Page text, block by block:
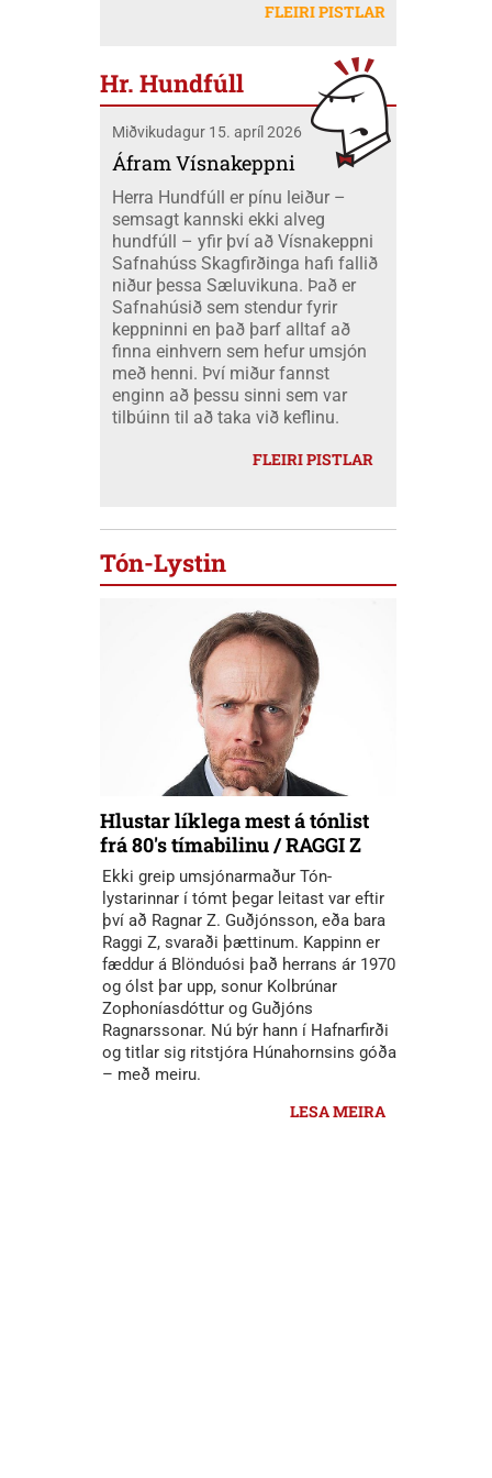
peningum. Væri ekki nær að nota þá
Mobeck kl. 15:00. Auk þess verður boðið
Borghildi Óskarsdóttur, Ósk
Vilhjálmsdóttur og Huldu Ragnhildi
létu sig ekki vanta þangað og fóru átta
Við áttum einnig fólk í fjölskyldubúðum,
fengum aukahendur til að aðstoða í
"matartjaldinu" og síðan komu margir úr
félaginu okkar í heimsókn til okkar á
opna deginum. Landsmót skáta er
stærsti viðburður skátahreyfingarinnar
og voru að þessu sinni um 1100
þátttakendur frá fjöldamörgum þjóðum
en flestir af erlendu skátunum komu frá
Kanada eða um 400 skátar.
FLEIRI PISTLAR
Hr. Hundfúll
Miðvikudagur 15. apríl 2026
Áfram Vísnakeppni
Herra Hundfúll er pínu leiður –
semsagt kannski ekki alveg
hundfúll – yfir því að Vísnakeppni
Safnahúss Skagfirðinga hafi fallið
niður þessa Sæluvikuna. Það er
Safnahúsið sem stendur fyrir
keppninni en það þarf alltaf að
finna einhvern sem hefur umsjón
með henni. Því miður fannst
enginn að þessu sinni sem var
tilbúinn til að taka við keflinu.
FLEIRI PISTLAR
Tón-Lystin
Hlustar líklega mest á tónlist
frá 80's tímabilinu / RAGGI Z
Ekki greip umsjónarmaður Tón-
lystarinnar í tómt þegar leitast var eftir
því að Ragnar Z. Guðjónsson, eða bara
Raggi Z, svaraði þættinum. Kappinn er
fæddur á Blönduósi það herrans ár 1970
og ólst þar upp, sonur Kolbrúnar
Zophoníasdóttur og Guðjóns
Ragnarssonar. Nú býr hann í Hafnarfirði
og titlar sig ritstjóra Húnahornsins góða
– með meiru.
LESA MEIRA